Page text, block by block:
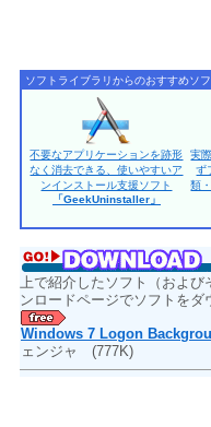
ソフトライブラリからのおすすめソフ
不要なアプリケーションを跡形
なく消去できる、使いやすいア
ンインストール支援ソフト
「GeekUninstaller」
実
ず
類
上で紹介したソフト（およ
ンロードページでソフトを
Windows 7 Logon
ェンジャ (777K)